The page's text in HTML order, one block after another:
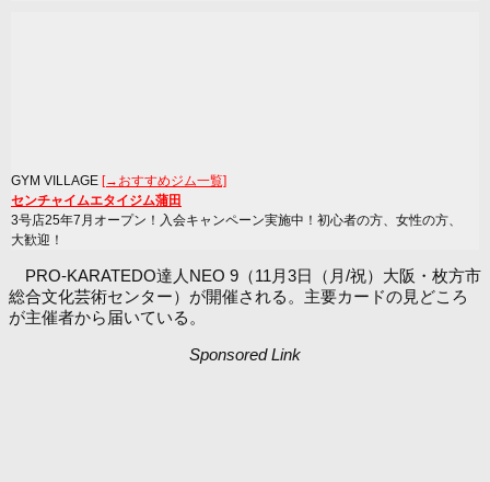
GYM VILLAGE [→おすすめジム一覧]
センチャイムエタイジム蒲田
3号店25年7月オープン！入会キャンペーン実施中！初心者の方、女性の方、
大歓迎！
PRO-KARATEDO達人NEO 9（11月3日（月/祝）大阪・枚方市
総合文化芸術センター）が開催される。主要カードの見どころ
が主催者から届いている。
Sponsored Link